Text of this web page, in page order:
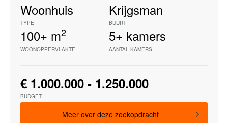
Woonhuis
TYPE
Krijgsman
BUURT
100+ m2
WOONOPPERVLAKTE
5+ kamers
AANTAL KAMERS
€ 1.000.000 - 1.250.000
BUDGET
Meer over deze zoekopdracht